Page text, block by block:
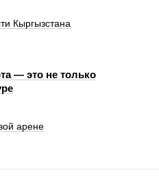
Кыргызстана
— это не только
арене